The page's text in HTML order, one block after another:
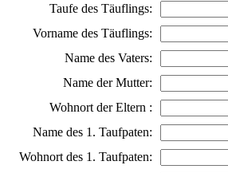
Taufe des Täuflings:
Vorname des Täuflings:
Name des Vaters:
Name der Mutter:
Wohnort der Eltern :
Name des 1. Taufpaten:
Wohnort des 1. Taufpaten: